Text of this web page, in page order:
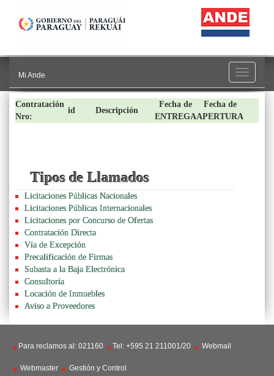
Toggle
Mi Ande
Contratación
Nro:
id Descripción
Fecha de
ENTREGA
Fecha de
APERTURA
Tipos de Llamados
Licitaciones Públicas Nacionales
Licitaciones Públicas Internacionales
Licitaciones por Concurso de Ofertas
Contratación Directa
Vía de Excepción
Precalificación de Firmas
Subasta a la Baja Electrónica
Consultoría
Locación de Inmuebles
Aviso a Proveedores
Para reclamos al: 021160 Tel: +595 21 211001/20 Webmail
Webmaster Gestión y Control